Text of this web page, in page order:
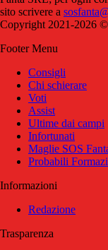
sito scrivere a
Copyright 2021-2026
Footer Menu
Consigli
Chi schierare
Voti
Assist
Ultime dai campi
Infortunati
Maglie SOS
Probabili
Informazioni
Redazione
Trasparenza